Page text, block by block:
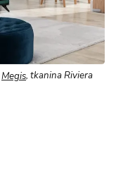
Megis, tkanina Riviera